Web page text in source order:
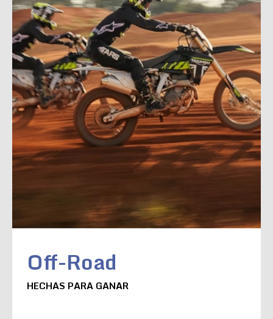
Off-Road
HECHAS PARA GANAR